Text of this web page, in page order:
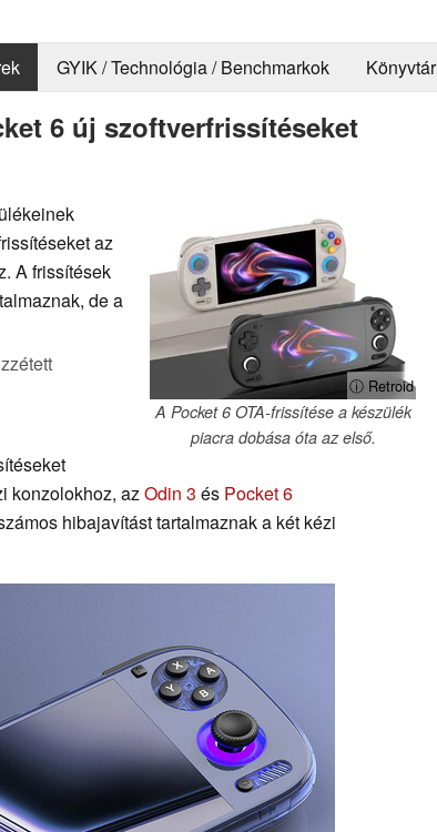
GYIK / Technológia / Benchmarkok Könyvtár
6 új szoftverfrissítéseket
ⓘ Retroid
A Pocket 6 OTA-frissítése a készülék
piacra dobása óta az első.
az
A frissítések
de a
konzolokhoz, azOdin 3 és Pocket 6
hibajavítást tartalmaznak a két kézi